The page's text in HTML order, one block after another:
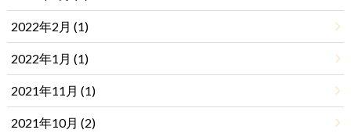
2022年2月 (1)
2022年1月 (1)
2021年11月 (1)
2021年10月 (2)